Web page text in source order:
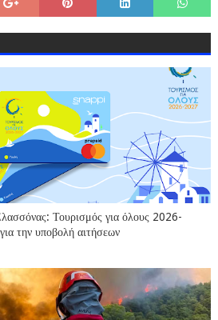
Τουρισμός για όλους 2026-
την υποβολή αιτήσεων